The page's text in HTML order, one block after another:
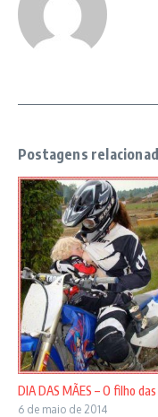
Postagens
DIA DAS MÃES – O filho
6 de maio de 2014